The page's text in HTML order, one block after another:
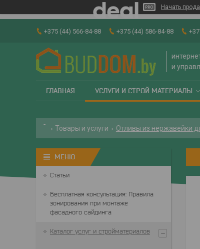
Начать
+375 (44) 566-84-88 +375 (44) 586-84-88
и
ГЛАВНАЯ УСЛУГИ И СТРОЙ МАТЕРИАЛЫ
Товары и услуги Отливы из нержавейки
Статьи
Бесплатная консультация: Правила
зонирования при монтаже
фасадного сайдинга
Каталог услуг и стройматериалов